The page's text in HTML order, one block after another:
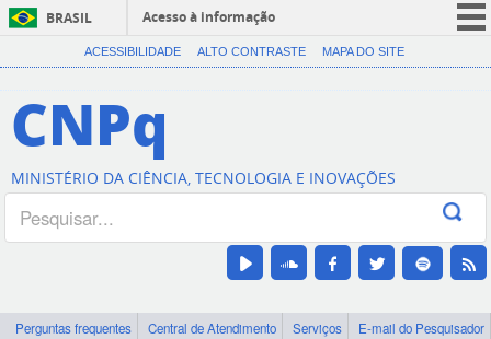
BRASIL
Acesso à informação
CORONAVÍRUS (COVID-19)
Canais
ACESSIBILIDADE ALTO CONTRASTE MAPA DO SITE
CNPq
MINISTÉRIO DA CIÊNCIA, TECNOLOGIA E INOVAÇÕES
Perguntas frequentes Central de Atendimento Serviços
E-mail do Pesquisador